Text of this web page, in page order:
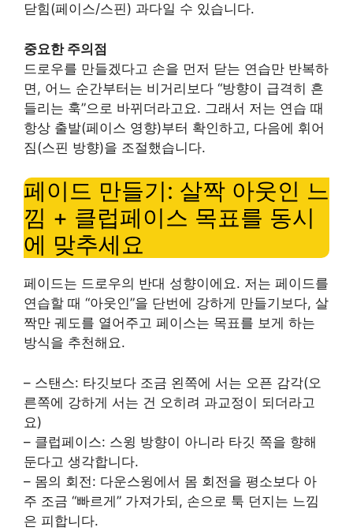
닫힘(페이스/스핀) 과다일 수 있습니다.
중요한 주의점
드로우를 만들겠다고 손을 먼저 닫는 연습만 반복하
면, 어느 순간부터는 비거리보다 “방향이 급격히 흔
들리는 훅”으로 바뀌더라고요. 그래서 저는 연습 때
항상 출발(페이스 영향)부터 확인하고, 다음에 휘어
짐(스핀 방향)을 조절했습니다.
페이드 만들기: 살짝 아웃인 느
낌 + 클럽페이스 목표를 동시
에 맞추세요
페이드는 드로우의 반대 성향이에요. 저는 페이드를
연습할 때 “아웃인”을 단번에 강하게 만들기보다, 살
짝만 궤도를 열어주고 페이스는 목표를 보게 하는
방식을 추천해요.
– 스탠스: 타깃보다 조금 왼쪽에 서는 오픈 감각(오
른쪽에 강하게 서는 건 오히려 과교정이 되더라고
요)
– 클럽페이스: 스윙 방향이 아니라 타깃 쪽을 향해
둔다고 생각합니다.
– 몸의 회전: 다운스윙에서 몸 회전을 평소보다 아
주 조금 “빠르게” 가져가되, 손으로 툭 던지는 느낌
은 피합니다.